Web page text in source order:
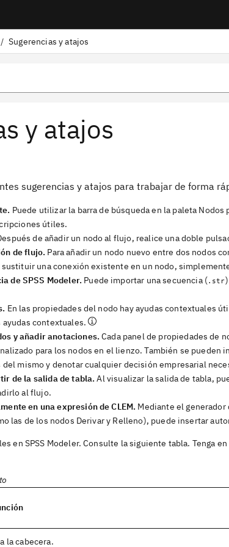
/ Sugerencias y atajos
y atajos
sugerencias y atajos para trabajar de forma
Puede utilizar la barra de búsqueda en la paleta
útiles.
de añadir un nodo al flujo, realice una doble
de flujo. Para añadir un nodo nuevo entre dos nodos
sustituir una conexión existente en un nodo,
de SPSS Modeler. Puede importar una secuencia (.str
En las propiedades del nodo hay ayudas contextuales
ayudas contextuales.
y añadir anotaciones. Cada panel de propiedades de
para los nodos en el lienzo. También se pueden
mismo y denotar cualquier decisión empresarial
de la salida de tabla. Al visualizar la salida de tabla,
al flujo.
en una expresión de CLEM. Mediante el generador
las de los nodos Derivar y Relleno), puede insertar
en SPSS Modeler. Consulte la siguiente tabla. Tenga
la cabecera.